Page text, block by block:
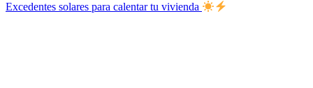
Excedentes solares para calentar tu vivienda